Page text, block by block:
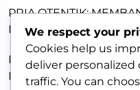
PRIA OTENTIK:
MENARIK WANITA
KEKUATAN
DAYA TARIK
We respect your
Cookies help us
deliver personalized
traffic. You can